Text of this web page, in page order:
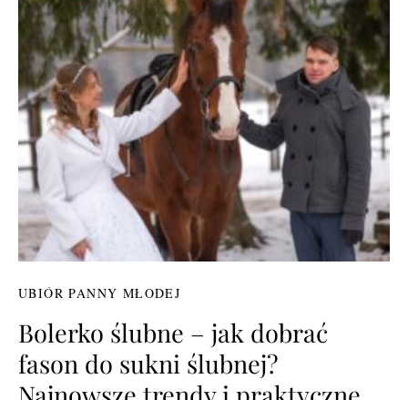
UBIÓR PANNY MŁODEJ
Bolerko ślubne – jak dobrać
fason do sukni ślubnej?